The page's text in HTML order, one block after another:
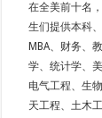
在全美前十名
生们提供本科
MBA、财务、
学、统计学、
电气工程、生
天工程、土木